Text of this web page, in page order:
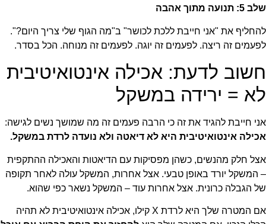
שלב 5: תנועה מתוך אהבה
להחליף את "אני חייבת ללכת לכושר" ב"מה הגוף שלי צריך היום?".
לפעמים זה ריצה. לפעמים זה יוגה. לפעמים זה מנוחה. הכל בסדר.
חשוב לדעת: אכילה אינטואיטיבית
לא = ירידה במשקל
אני חייבת להגיד את זה כי הרבה פעמים זה מה שמושך נשים לגישה:
אכילה אינטואיטיבית היא לא דיאטה ולא נועדה לרדת במשקל.
אצל חלק מהנשים, כשהן מפסיקות עם הדיאטות והאכילה ההתקפית
– המשקל יורד באופן טבעי. אצל אחרות, המשקל עולה לאחר תקופה
של הגבלה כרונית. אצל אחרות עוד – המשקל נשאר כפי שהוא.
אם המטרה שלך היא לרדת X קילו, אכילה אינטואיטיבית לא תהיה